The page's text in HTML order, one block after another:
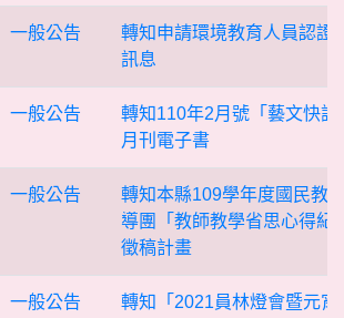
一般公告
轉知申請環境教育人員認證
訊息
一般公告
轉知110年2月號「藝文快訊
月刊電子書
一般公告
轉知本縣109學年度國民教
導團「教師教學省思心得紀
徵稿計畫
一般公告
轉知「2021員林燈會暨元宵